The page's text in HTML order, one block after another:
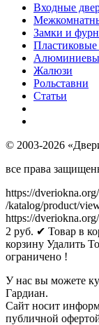
Входные
Замки и
Пластиковые
Жалюзи
Рольставни
Статьи
© 2003-2026
все права
https://dveriokna.org/
/katalog/product/
https://
2 руб. ✔ Товар в
корзину Удалить
ограничено !
У нас вы можете
Гардиан.
Сайт носит
публичной